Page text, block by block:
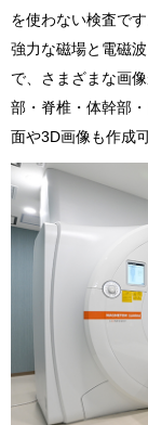
を使わない検査です
強力な磁場と電磁
で、さまざまな画
部・脊椎・体幹部
面や3D画像も作成